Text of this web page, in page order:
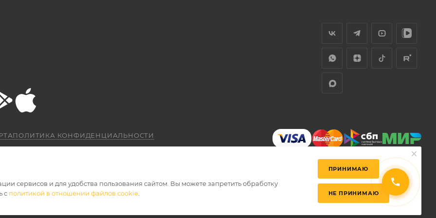
ПОЛИТИКА КОНФИДЕНЦИАЛЬНОСТИ
сервисов и для удобства пользования сайтом. Вы можете запретить обработку
с политикой в отношении файлов cookie
ПРИНИМАЮ
НЕ ПРИНИМАЮ